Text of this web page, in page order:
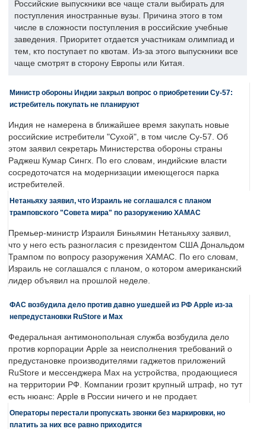
Российские выпускники все чаще стали выбирать для
поступления иностранные вузы. Причина этого в том
числе в сложности поступления в российские учебные
заведения. Приоритет отдается участникам олимпиад и
тем, кто поступает по квотам. Из-за этого выпускники все
чаще смотрят в сторону Европы или Китая.
Министр обороны Индии закрыл вопрос о приобретении Су-57:
истребитель покупать не планируют
Индия не намерена в ближайшее время закупать новые
российские истребители "Сухой", в том числе Су-57. Об
этом заявил секретарь Министерства обороны страны
Раджеш Кумар Сингх. По его словам, индийские власти
сосредоточатся на модернизации имеющегося парка
истребителей.
Нетаньяху заявил, что Израиль не соглашался с планом
трамповского "Совета мира" по разоружению ХАМАС
Премьер-министр Израиля Биньямин Нетаньяху заявил,
что у него есть разногласия с президентом США Дональдом
Трампом по вопросу разоружения ХАМАС. По его словам,
Израиль не соглашался с планом, о котором американский
лидер объявил на прошлой неделе.
ФАС возбудила дело против давно ушедшей из РФ Apple из-за
непредустановки RuStore и Max
Федеральная антимонопольная служба возбудила дело
против корпорации Apple за неисполнения требований о
предустановке производителями гаджетов приложений
RuStore и мессенджера Max на устройства, продающиеся
на территории РФ. Компании грозит крупный штраф, но тут
есть нюанс: Apple в России ничего и не продает.
Операторы перестали пропускать звонки без маркировки, но
платить за них все равно приходится